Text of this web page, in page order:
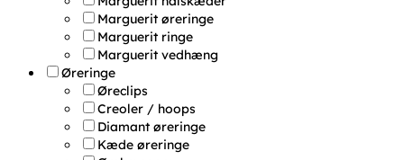
Marguerit øreringe
Marguerit ringe
Marguerit vedhæng
Øreringe
Øreclips
Creoler / hoops
Diamant øreringe
Kæde øreringe